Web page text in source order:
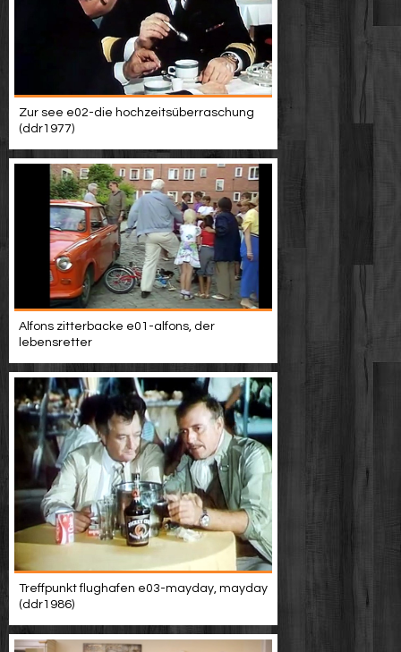
Zur see e02-die hochzeitsüberraschung
(ddr1977)
Alfons zitterbacke e01-alfons, der
lebensretter
Treffpunkt flughafen e03-mayday, mayday
(ddr1986)